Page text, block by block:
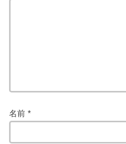
名前*